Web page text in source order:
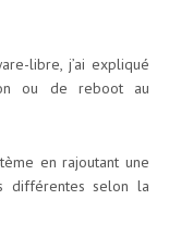
libre, j’ai expliqué
ou de reboot au
en rajoutant une
différentes selon la